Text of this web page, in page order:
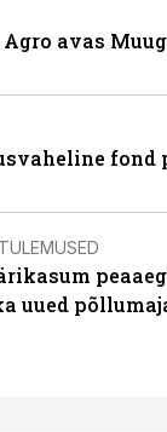
Agro avas
fond
uued